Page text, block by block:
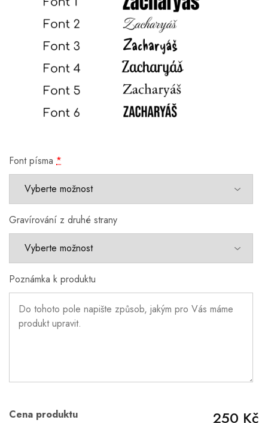
Font písma *
Gravírování z druhé strany
Poznámka k produktu
Cena produktu 250 Kč